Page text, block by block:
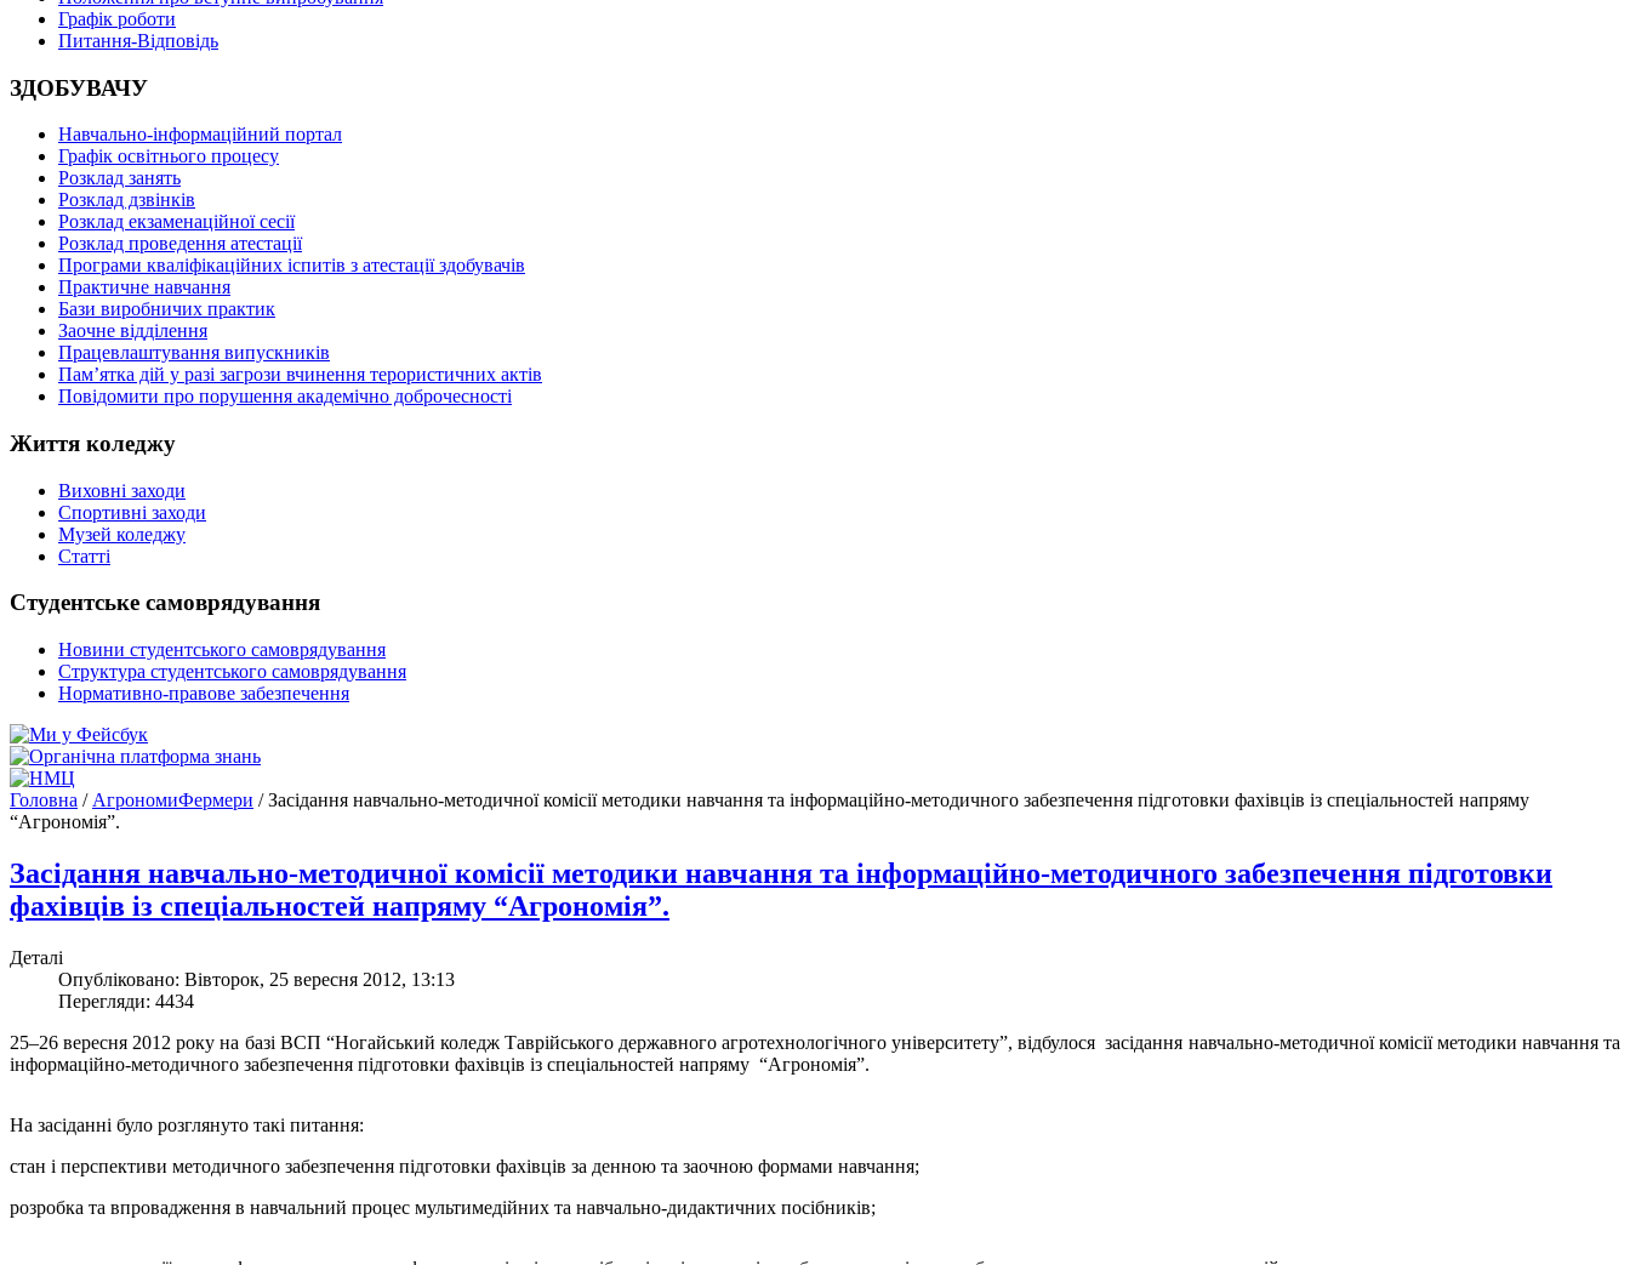
Графік роботи
Питання-Відповідь
ЗДОБУВАЧУ
Навчально-інформаційний портал
Графік освітнього процесу
Розклад занять
Розклад дзвінків
Розклад екзаменаційної сесії
Розклад проведення атестації
Програми кваліфікаційних іспитів з атестації здобувачів
Практичне навчання
Бази виробничих практик
Заочне відділення
Працевлаштування випускників
Пам’ятка дій у разі загрози вчинення терористичних актів
Повідомити про порушення академічно доброчесності
Життя коледжу
Виховні заходи
Спортивні заходи
Музей коледжу
Статті
Студентське самоврядування
Новини студентського самоврядування
Структура студентського самоврядування
Нормативно-правове забезпечення
Головна / АгрономиФермери /Засідання навчально-методичної комісії методики навчання та інформаційно-методичного забезпечення підготовки фахівців із спеціальностей напряму
“Агрономія”.
Засідання навчально-методичної комісії методики навчання та інформаційно-методичного забезпечення підготовки
фахівців із спеціальностей напряму “Агрономія”.
Деталі
Опубліковано: Вівторок, 25 вересня 2012, 13:13
Перегляди: 4434
25–26 вересня 2012 року на базі ВСП “Ногайський коледж Таврійського державного агротехнологічного університету”, відбулося засідання навчально-методичної комісії методики навчання та
інформаційно-методичного забезпечення підготовки фахівців із спеціальностей напряму “Агрономія”.
На засіданні було розглянуто такі питання:
стан і перспективи методичного забезпечення підготовки фахівців за денною та заочною формами навчання;
розробка та впровадження в навчальний процес мультимедійних та навчально-дидактичних посібників;